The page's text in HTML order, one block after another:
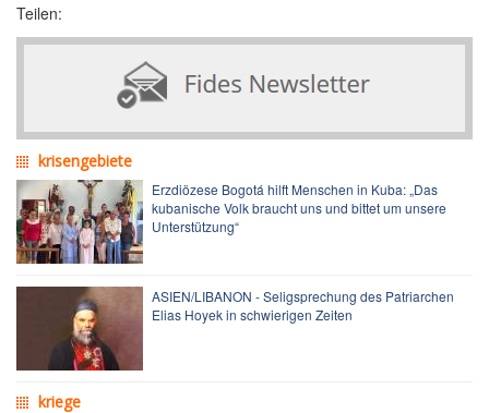
Teilen:
krisengebiete
Erzdiözese Bogotá hilft Menschen in Kuba: „Das
kubanische Volk braucht uns und bittet um unsere
Unterstützung“
ASIEN/LIBANON - Seligsprechung des Patriarchen
Elias Hoyek in schwierigen Zeiten
kriege